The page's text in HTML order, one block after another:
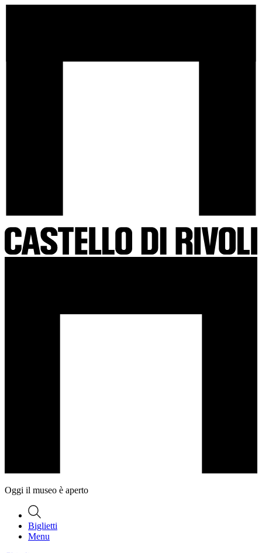
all'homepage
Oggi il museo è aperto
Biglietti
Menu